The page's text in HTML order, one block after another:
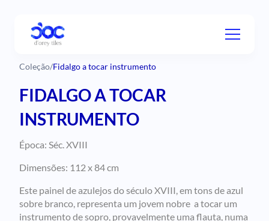
Coleção/Fidalgo a tocar instrumento
FIDALGO A TOCAR
INSTRUMENTO
Época: Séc. XVIII
Dimensões: 112 x 84 cm
Este painel de azulejos do século XVIII, em tons de azul
sobre branco, representa um jovem nobre a tocar um
instrumento de sopro, provavelmente uma flauta, numa